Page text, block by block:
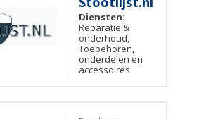
Diensten:
Reparatie &
onderhoud,
Toebehoren,
onderdelen en
accessoires